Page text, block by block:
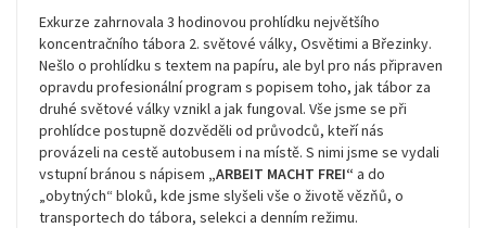
Exkurze zahrnovala 3 hodinovou prohlídku největšího
koncentračního tábora 2. světové války, Osvětimi a Březinky.
Nešlo o prohlídku s textem na papíru, ale byl pro nás připraven
opravdu profesionální program s popisem toho, jak tábor za
druhé světové války vznikl a jak fungoval. Vše jsme se při
prohlídce postupně dozvěděli od průvodců, kteří nás
provázeli na cestě autobusem i na místě. S nimi jsme se vydali
vstupní bránou s nápisem „ARBEIT MACHT FREI“ a do
„obytných“ bloků, kde jsme slyšeli vše o životě vězňů, o
transportech do tábora, selekci a denním režimu.